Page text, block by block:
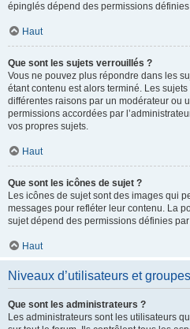
épinglés dépend des permissions définies
Haut
Que sont les sujets verrouillés ?
Vous ne pouvez plus répondre dans les
étant contenu est alors terminé. Les
différentes raisons par un modérateur ou
permissions accordées par
vos propres sujets.
Haut
Que sont les icônes de sujet ?
Les icônes de sujet sont des images qui
messages pour refléter leur contenu. La
sujet dépend des permissions définies par
Haut
Niveaux d’utilisateurs et groupes
Que sont les administrateurs ?
Les administrateurs sont les utilisateurs